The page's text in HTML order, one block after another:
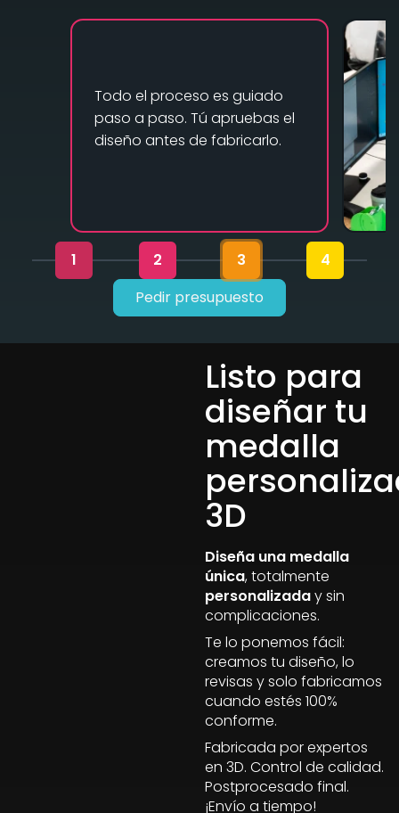
Todo el proceso es guiado
paso a paso. Tú apruebas el
diseño antes de fabricarlo.
1 2 3
4
Pedir presupuesto
Listo para
diseñar tu
medalla
3D
Diseña una medalla
única, totalmente
personalizaday sin
complicaciones.
Te lo ponemos fácil:
creamos tu diseño, lo
revisas y solo fabricamos
cuando estés 100%
conforme.
Fabricada por expertos
en 3D. Control de calidad.
Postprocesado final.
¡Envío a tiempo!